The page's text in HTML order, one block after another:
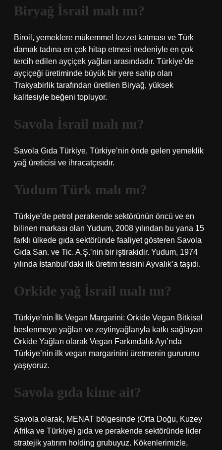
Biryağ İsrail malı mı?
Biroil, yemeklere mükemmel lezzet katması ve Türk
damak tadına en çok hitap etmesi nedeniyle en çok
tercih edilen ayçiçek yağları arasındadır. Türkiye’de
ayçiçeği üretiminde büyük bir yere sahip olan
Trakyabirlik tarafından üretilen Biryağ, yüksek
kalitesiyle beğeni topluyor.
Savola İsrail malı mı?
Savola Gıda Türkiye, Türkiye’nin önde gelen yemeklik
yağ üreticisi ve ihracatçısıdır.
Yudum Türk malı mı?
Türkiye’de petrol perakende sektörünün öncü ve en
bilinen markası olan Yudum, 2008 yılından bu yana 15
farklı ülkede gıda sektöründe faaliyet gösteren Savola
Gıda San. ve Tic. A.Ş.’nin bir iştirakidir. Yudum, 1974
yılında İstanbul’daki ilk üretim tesisini Ayvalık’a taşıdı.
Orkide yağ İsrail malı mı?
Türkiye’nin İlk Vegan Margarini: Orkide Vegan Bitkisel
beslenmeye yağları ve zeytinyağlarıyla katkı sağlayan
Orkide Yağları olarak Vegan Farkındalık Ayı’nda
Türkiye’nin ilk vegan margarinini üretmenin gururunu
yaşıyoruz.
Savola gıda kime ait?
Savola olarak, MENAT bölgesinde (Orta Doğu, Kuzey
Afrika ve Türkiye) gıda ve perakende sektöründe lider
stratejik yatırım holding grubuyuz. Kökenlerimizle,